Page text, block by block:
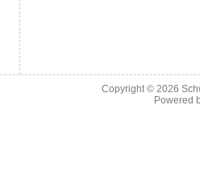
Copyright © 2026
Powered